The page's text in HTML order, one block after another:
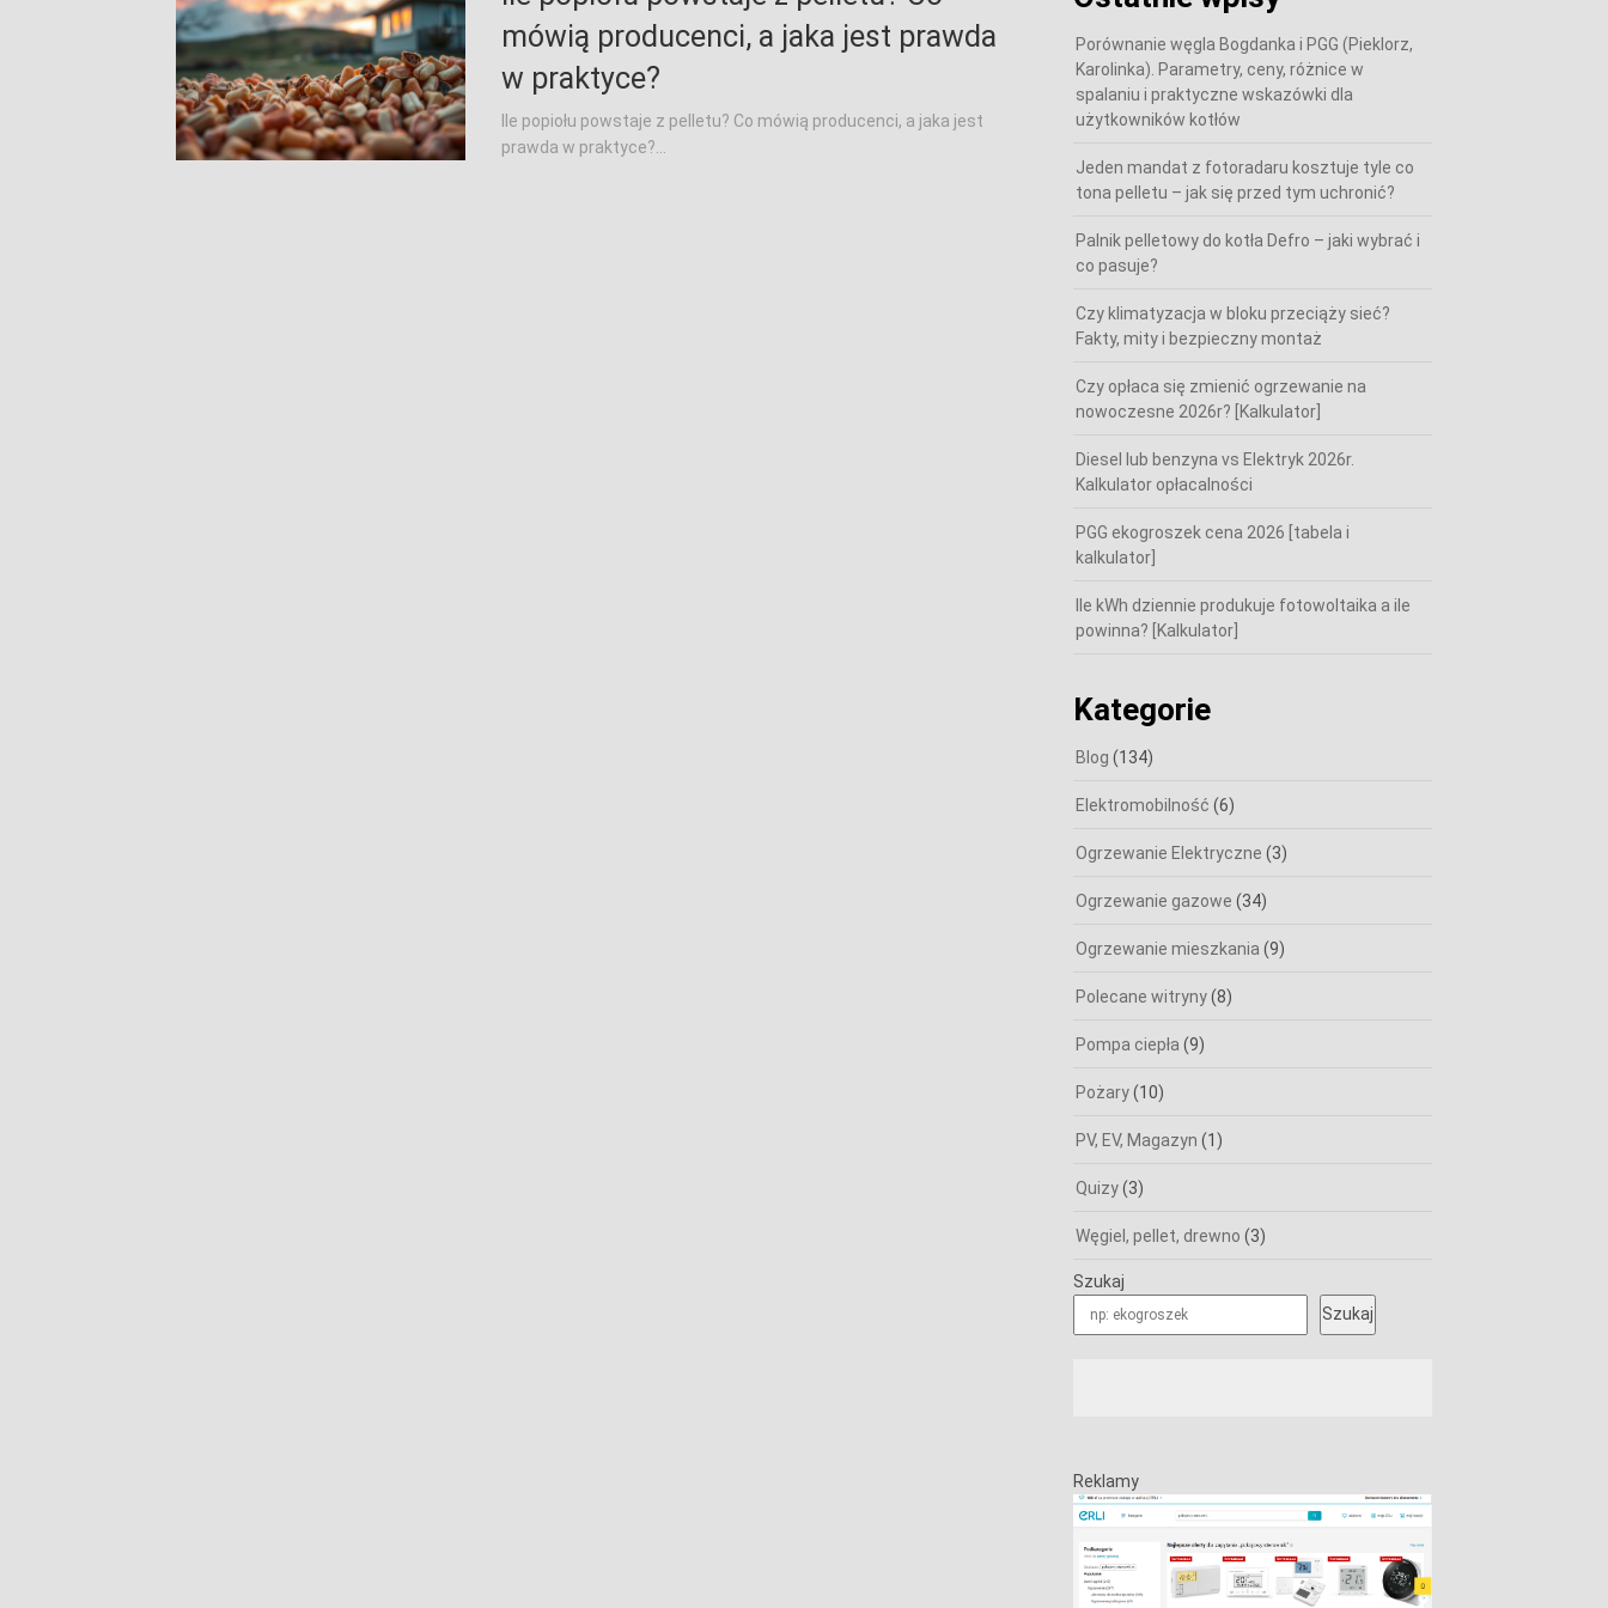
mówią producenci, a jaka jest prawda
w praktyce?
Ile popiołu powstaje z pelletu? Co mówią producenci, a jaka jest
prawda w praktyce?...
Porównanie węgla Bogdanka i PGG (Pieklorz,
Karolinka). Parametry, ceny, różnice w
spalaniu i praktyczne wskazówki dla
użytkowników kotłów
Jeden mandat z fotoradaru kosztuje tyle co
tona pelletu – jak się przed tym uchronić?
Palnik pelletowy do kotła Defro – jaki wybrać i
co pasuje?
Czy klimatyzacja w bloku przeciąży sieć?
Fakty, mity i bezpieczny montaż
Czy opłaca się zmienić ogrzewanie na
nowoczesne 2026r? [Kalkulator]
Diesel lub benzyna vs Elektryk 2026r.
Kalkulator opłacalności
PGG ekogroszek cena 2026 [tabela i
kalkulator]
Ile kWh dziennie produkuje fotowoltaika a ile
powinna? [Kalkulator]
Kategorie
Blog (134)
Elektromobilność (6)
Ogrzewanie Elektryczne (3)
Ogrzewanie gazowe (34)
Ogrzewanie mieszkania (9)
Polecane witryny(8)
Pompa ciepła (9)
Pożary(10)
PV, EV, Magazyn (1)
Quizy(3)
Węgiel, pellet, drewno (3)
Szukaj
Szukaj
Reklamy